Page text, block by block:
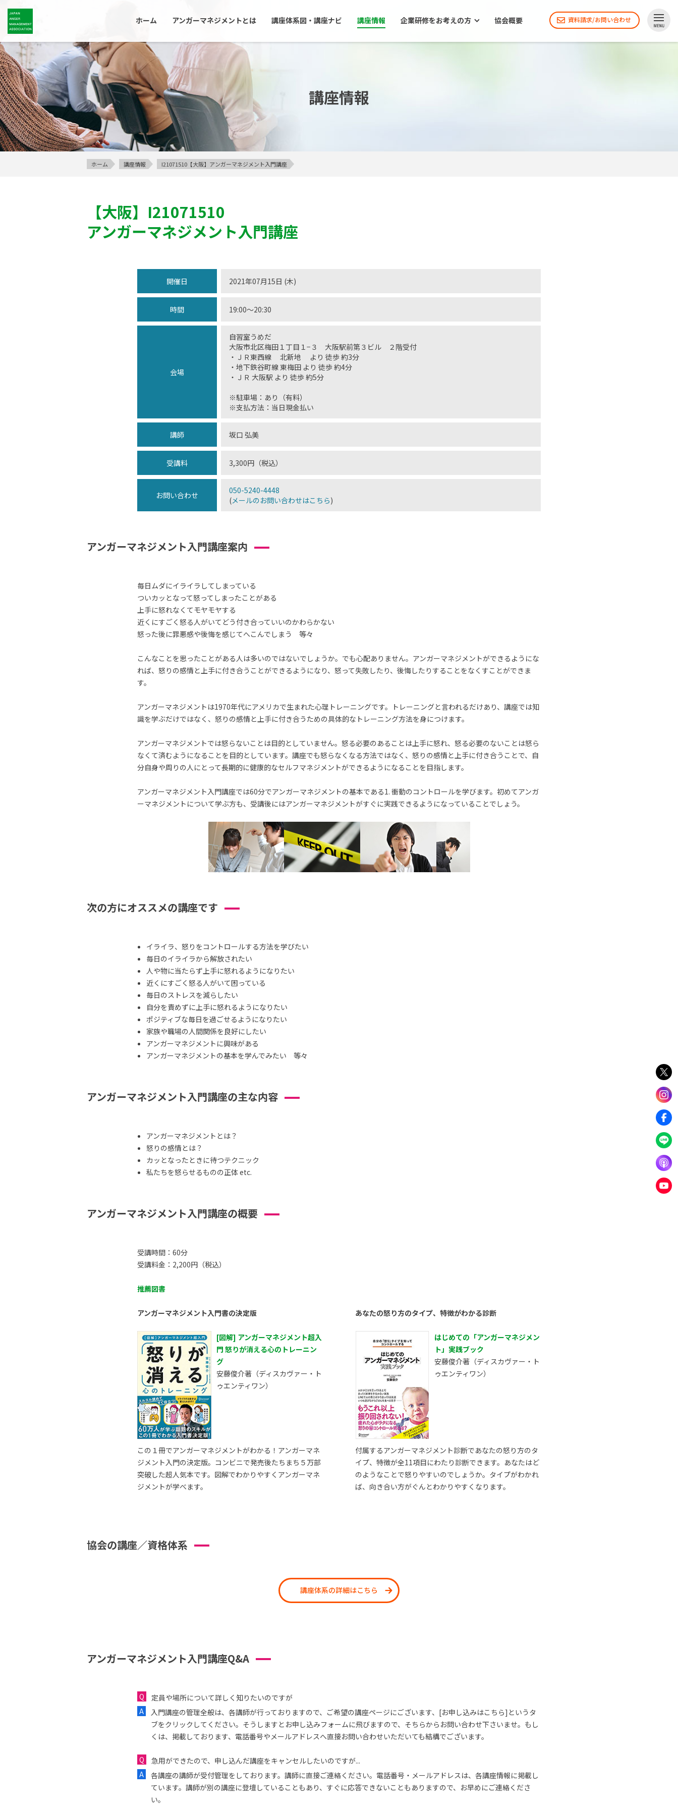
ホーム アンガーマネジメントとは 講座体系図・講座ナビ 講座情報 企業研修をお考えの方 協会概要 資料請求/お問い合わせ
講座情報
ホーム 講座情報 I21071510【大阪】アンガーマネジメント入門講座
【大阪】 I21071510
アンガーマネジメント入門講座
開催日 2021年07月15日 (木)
時間 19:00〜20:30
会場
自習室うめだ
大阪市北区梅田１丁目１−３ 大阪駅前第３ビル ２階受付
・ＪＲ東西線 北新地 より 徒歩 約3分
・地下鉄谷町線 東梅田 より 徒歩 約4分
・ＪＲ 大阪駅 より 徒歩 約5分
※駐車場：あり（有料）
※支払方法：当日現金払い
講師 坂口 弘美
受講料 3,300円（税込）
お問い合わせ
050-5240-4448
(メールのお問い合わせはこちら)
アンガーマネジメント入門講座案内
毎日ムダにイライラしてしまっている
ついカッとなって怒ってしまったことがある
上手に怒れなくてモヤモヤする
近くにすごく怒る人がいてどう付き合っていいのかわらかない
怒った後に罪悪感や後悔を感じてへこんでしまう 等々
こんなことを思ったことがある人は多いのではないでしょうか。でも心配ありません。アンガーマネジメントができるようにな
れば、怒りの感情と上手に付き合うことができるようになり、怒って失敗したり、後悔したりすることをなくすことができま
す。
アンガーマネジメントは1970年代にアメリカで生まれた心理トレーニングです。トレーニングと言われるだけあり、講座では知
識を学ぶだけではなく、怒りの感情と上手に付き合うための具体的なトレーニング方法を身につけます。
アンガーマネジメントでは怒らないことは目的としていません。怒る必要のあることは上手に怒れ、怒る必要のないことは怒ら
なくて済むようになることを目的としています。講座でも怒らなくなる方法ではなく、怒りの感情と上手に付き合うことで、自
分自身や周りの人にとって長期的に健康的なセルフマネジメントができるようになることを目指します。
アンガーマネジメント入門講座では60分でアンガーマネジメントの基本である1. 衝動のコントロールを学びます。初めてアンガ
ーマネジメントについて学ぶ方も、受講後にはアンガーマネジメントがすぐに実践できるようになっていることでしょう。
次の方にオススメの講座です
イライラ、怒りをコントロールする方法を学びたい
毎日のイライラから解放されたい
人や物に当たらず上手に怒れるようになりたい
近くにすごく怒る人がいて困っている
毎日のストレスを減らしたい
自分を責めずに上手に怒れるようになりたい
ポジティブな毎日を過ごせるようになりたい
家族や職場の人間関係を良好にしたい
アンガーマネジメントに興味がある
アンガーマネジメントの基本を学んでみたい 等々
アンガーマネジメント入門講座の主な内容
アンガーマネジメントとは？
怒りの感情とは？
カッとなったときに待つテクニック
私たちを怒らせるものの正体 etc.
アンガーマネジメント入門講座の概要
受講時間：60分
受講料金：2,200円（税込）
推薦図書
アンガーマネジメント入門書の決定版
[図解] アンガーマネジメント超入
門 怒りが消える心のトレーニン
グ
安藤俊介著（ディスカヴァー・ト
ゥエンティワン）
この１冊でアンガーマネジメントがわかる！アンガーマネ
ジメント入門の決定版。コンビニで発売後たちまち５万部
突破した超人気本です。図解でわかりやすくアンガーマネ
ジメントが学べます。
あなたの怒り方のタイプ、特徴がわかる診断
はじめての「アンガーマネジメン
ト」実践ブック
安藤俊介著（ディスカヴァー・ト
ゥエンティワン）
付属するアンガーマネジメント診断であなたの怒り方のタ
イプ、特徴が全11項目にわたり診断できます。あなたはど
のようなことで怒りやすいのでしょうか。タイプがわかれ
ば、向き合い方がぐんとわかりやすくなります。
協会の講座／資格体系
講座体系の詳細はこちら
アンガーマネジメント入門講座Q&A
定員や場所について詳しく知りたいのですが
入門講座の管理全般は、各講師が行っておりますので、ご希望の講座ページにございます、[お申し込みはこちら]というタ
ブをクリックしてください。そうしますとお申し込みフォームに飛びますので、そちらからお問い合わせ下さいませ。もし
くは、掲載しております、電話番号やメールアドレスへ直接お問い合わせいただいても結構でございます。
急用ができたので、申し込んだ講座をキャンセルしたいのですが...
各講座の講師が受付管理をしております。講師に直接ご連絡ください。電話番号・メールアドレスは、各講座情報に掲載し
ています。講師が別の講座に登壇していることもあり、すぐに応答できないこともありますので、お早めにご連絡くださ
い。